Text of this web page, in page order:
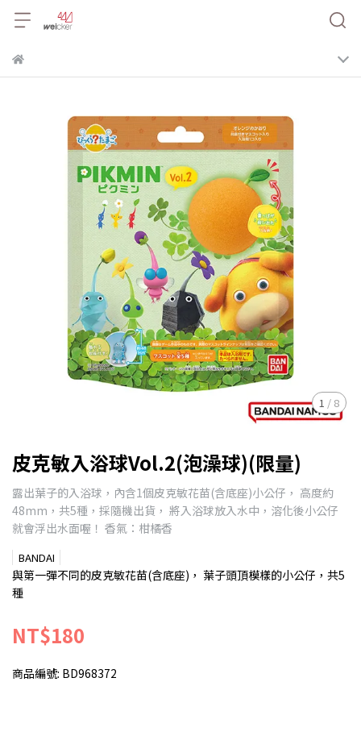
1 / 8
皮克敏入浴球Vol.2(泡澡球)(限量)
露出葉子的入浴球，內含1個皮克敏花苗(含底座)小公仔， 高度約
48mm，共5種，採隨機出貨， 將入浴球放入水中，溶化後小公仔
就會浮出水面喔！ 香氣：柑橘香
BANDAI
與第一彈不同的皮克敏花苗(含底座)， 葉子頭頂模樣的小公仔，共5
種
NT$180
商品編號: BD968372